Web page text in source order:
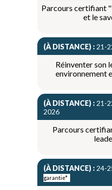
Parcours certifiant
et le
(À DISTANCE) : 21-
Réinventer son
environnement
(À DISTANCE) : 21-
2026
Parcours
(À DISTANCE) : 24-
garantie*